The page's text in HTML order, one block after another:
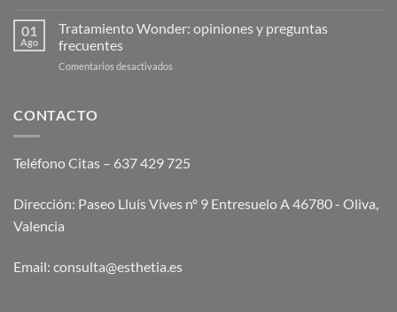
Guía
es
la
01
Ago
Tratamiento Wonder: opiniones y preguntas
frecuentes
Comentarios desactivados
CONTACTO
Teléfono Citas – 637 429 725
Dirección: Paseo Lluís Vives nº 9 Entresuelo A 46780 - Oliva,
Valencia
Email: consulta@esthetia.es